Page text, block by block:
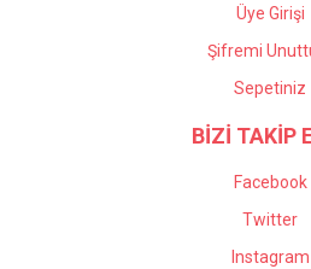
Üye Girişi
Şifremi
Sepetiniz
BİZİ TAKİP
Facebook
Twitter
Instagram